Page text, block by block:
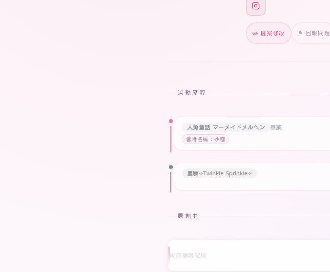
✏️ 提案修改 ⚑ 回報問題
活動歷程
人魚童話 マーメイドメルヘン
畢業
當時名稱：砂糖
星願⟢Twinkle Sprinkle⟣
原創曲
尚無編輯紀錄